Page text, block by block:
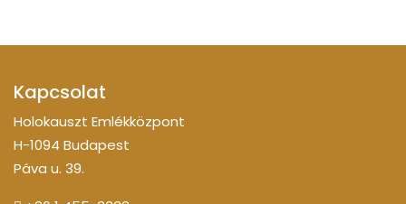
Kapcsolat
Holokauszt Emlékközpont
H-1094 Budapest
Páva u. 39.